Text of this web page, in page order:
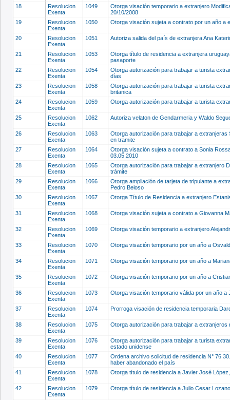
18
Resolucion
Exenta
1049
Otorga visación temporario a extranjero
20/10/2008
19
Resolucion
Exenta
1050 Otorga visación sujeta a contrato por un año a
20
Resolucion
Exenta
1051 Autoriza salida del país de extranjera Ana
21
Resolucion
Exenta
1053
Otorga título de residencia a extranjera
pasaporte
22
Resolucion
Exenta
1054
Otorga autorización para trabajar a turista
días
23
Resolucion
Exenta
1058
Otorga autorización para trabajar a turista
britanica
24
Resolucion
Exenta
1059 Otorga autorización para trabajar a turista
25
Resolucion
Exenta
1062 Autoriza velaton de Gendarmeria y Waldo
26
Resolucion
Exenta
1063
Otorga autorización para trabajar a
en tramite
27
Resolucion
Exenta
1064
Otorga visación sujeta a contrato a Sonia
03.05.2010
28
Resolucion
Exenta
1065
Otorga autorización para trabajar a extranjero
trámite
29
Resolucion
Exenta
1066
Otorga ampliación de tarjeta de tripulante a
Pedro Beloso
30
Resolucion
Exenta
1067 Otorga Título de Residencia a extranjero
31
Resolucion
Exenta
1068 Otorga visación sujeta a contrato a Giovanna
32
Resolucion
Exenta
1069 Otorga visación temporario a extranjero
33
Resolucion
Exenta
1070 Otorga visación temporario por un año a
34
Resolucion
Exenta
1071 Otorga visación temporario por un año a
35
Resolucion
Exenta
1072 Otorga visación temporario por un año a
36
Resolucion
Exenta
1073 Otorga visación temporario válida por un año
37
Resolucion
Exenta
1074 Prorroga visación de residencia temporaria
38
Resolucion
Exenta
1075 Otorga autorización para trabajar a
39
Resolucion
Exenta
1076
Otorga autorización para trabajar a turista
estado unidense
40
Resolucion
Exenta
1077
Ordena archivo solicitud de residencia N° 76
haber abandonado el país
41
Resolucion
Exenta
1078 Otorga título de residencia a Javier José
42
Resolucion
Exenta
1079 Otorga título de residencia a Julio Cesar